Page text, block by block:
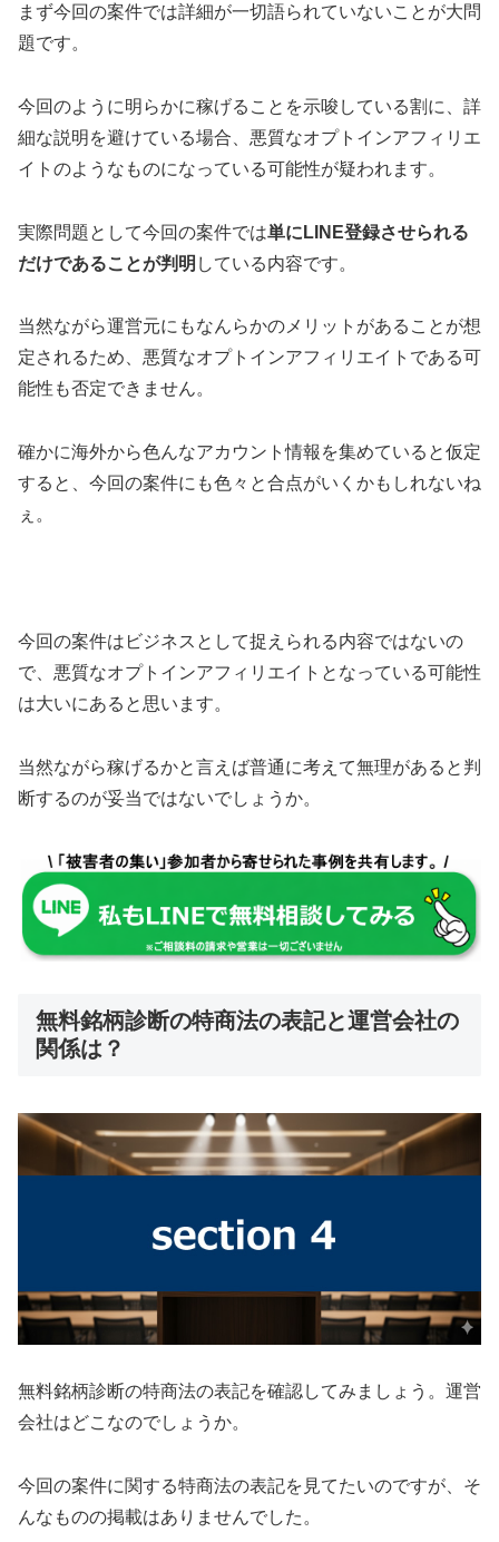
まず今回の案件では詳細が一切語られていないことが大問
題です。
今回のように明らかに稼げることを示唆している割に、 詳
細な説明を避けている場合、 悪質なオプトインアフィリエ
イト のようなものになっている可能性が疑われます。
実際問題として今回の案件では単にLINE登録させられる
だけであることが判明 している内容です。
当然ながら運営元にもなんらかのメリットがあることが想
定されるため、悪質なオプトインアフィリエイトである可
能性も否定できません。
確かに海外から色んなアカウント情報を集めていると仮定
すると、今回の案件にも色々と合点がいくかもしれないね
ぇ。
今回の案件は ビジネスとして捉えられる内容ではないの
で、悪質なオプトインアフィリエイトとなっている可能性
は大いにあると思います。
当然ながら稼げるかと言えば普通に考えて無理があると判
断するのが妥当ではないでしょうか。
無料銘柄診断の特商法の表記と運営会社の
関係は？
無料銘柄診断の特商法の表記を確認してみましょう。運営
会社はどこなのでしょうか。
今回の案件に関する特商法の表記を見てたいのですが、そ
んなものの掲載はありませんでした。